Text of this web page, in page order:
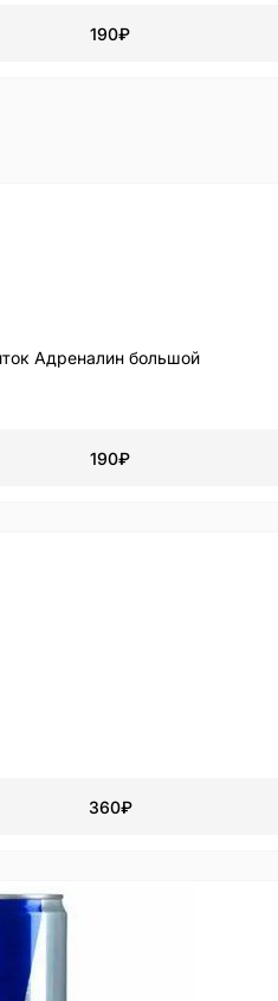
190₽
Адреналин большой
190₽
360₽